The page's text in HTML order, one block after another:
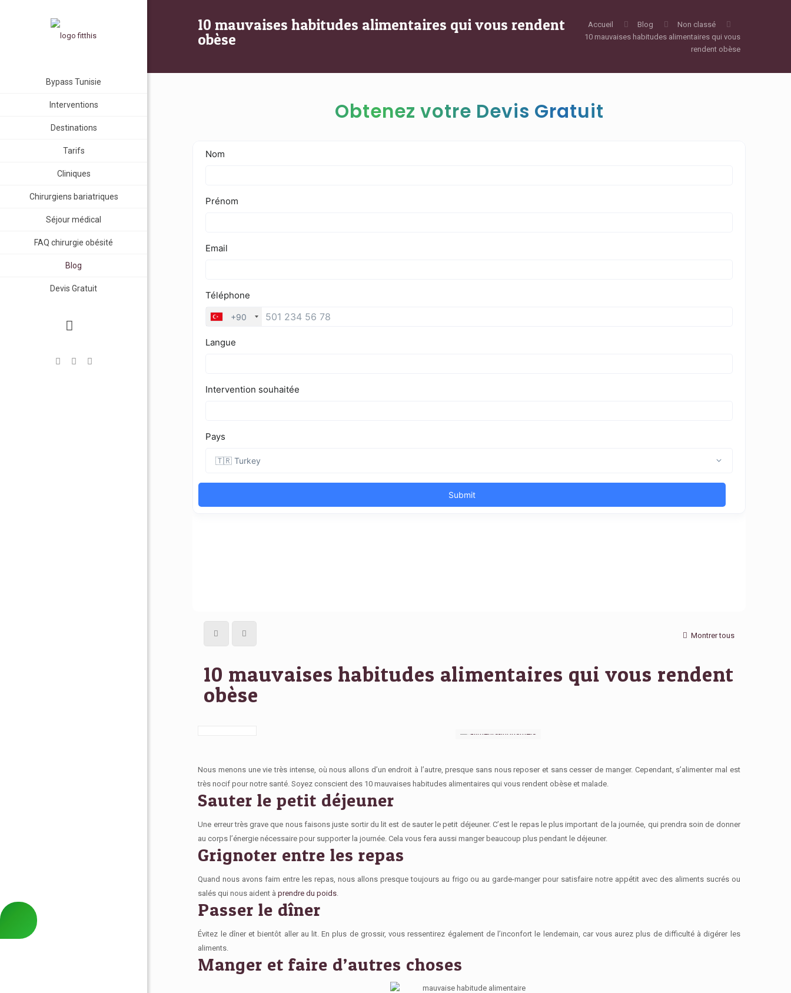
Bypass Tunisie
Interventions
Destinations
Tarifs
Cliniques
Chirurgiens bariatriques
Séjour médical
FAQ chirurgie obésité
Blog
Devis Gratuit
10 mauvaises habitudes alimentaires qui vous rendent
obèse
Accueil Blog
Non classé
10 mauvaises habitudes alimentaires qui vous
rendent obèse
Obtenez votre Devis Gratuit
Montrer tous
10 mauvaises habitudes alimentaires qui vous rendent
obèse
Nous menons une vie très intense, où nous allons d’un endroit à l’autre, presque sans nous reposer et sans cesser de manger. Cependant, s’alimenter mal est
très nocif pour notre santé. Soyez conscient des 10 mauvaises habitudes alimentaires qui vous rendent obèse et malade.
Sauter le petit déjeuner
Une erreur très grave que nous faisons juste sortir du lit est de sauter le petit déjeuner.C’est le repas le plus important de la journée, qui prendra soin de donner
au corps l’énergie nécessaire pour supporter la journée. Cela vous fera aussi manger beaucoup plus pendant le déjeuner.
Grignoter entre les repas
Quand nous avons faim entre les repas, nous allons presque toujours au frigo ou au garde-manger pour satisfaire notre appétit avec des aliments sucrés ou
salés qui nous aident àprendre du poids.
Passer le dîner
Évitez le dîner et bientôt aller au lit. En plus de grossir, vous ressentirez également de l’inconfort le lendemain, car vous aurez plus de difficulté à digérer les
aliments.
Manger et faire d’autres choses